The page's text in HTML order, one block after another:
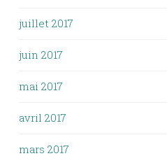
juillet 2017
juin 2017
mai 2017
avril 2017
mars 2017